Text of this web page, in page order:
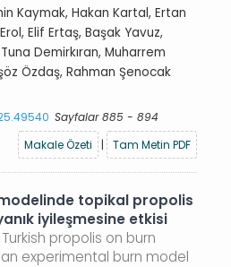
Kaymak, Hakan Kartal, Ertan
Elif Ertaş, Başak Yavuz,
Demirkıran, Muharrem
Özdaş, Rahman Şenocak
Sayfalar 885 - 894
Makale Özeti
| Tam Metin PDF
topikal propolis
iyileşmesine etkisi
propolis on burn
experimental burn model